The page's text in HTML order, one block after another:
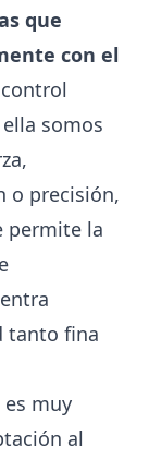
que
con el
somos
o precisión,
permite la
tanto fina
muy
al